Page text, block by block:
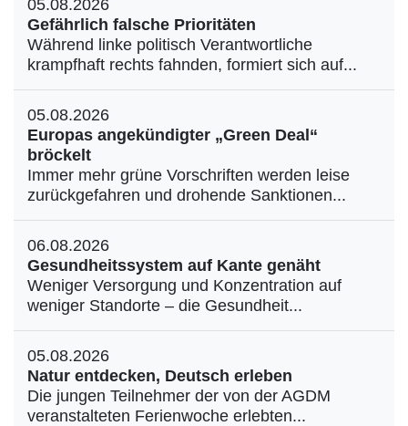
05.08.2026
Gefährlich falsche Prioritäten
Während linke politisch Verantwortliche
krampfhaft rechts fahnden, formiert sich auf...
05.08.2026
Europas angekündigter „Green Deal“
bröckelt
Immer mehr grüne Vorschriften werden leise
zurückgefahren und drohende Sanktionen...
06.08.2026
Gesundheitssystem auf Kante genäht
Weniger Versorgung und Konzentration auf
weniger Standorte – die Gesundheit...
05.08.2026
Natur entdecken, Deutsch erleben
Die jungen Teilnehmer der von der AGDM
veranstalteten Ferienwoche erlebten...